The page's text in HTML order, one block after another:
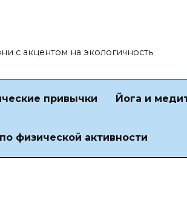
с акцентом на экологичность
привычки Йога и
физической активности